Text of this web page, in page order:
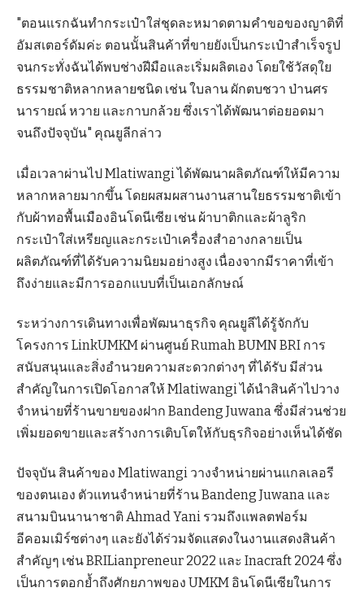
"ตอนแรกฉันทำกระเป๋าใส่ชุดละหมาดตามคำขอของญาติที่
อัมสเตอร์ดัมค่ะ ตอนนั้นสินค้าที่ขายยังเป็นกระเป๋าสำเร็จรูป
จนกระทั่งฉันได้พบช่างฝีมือและเริ่มผลิตเอง โดยใช้วัสดุใย
ธรรมชาติหลากหลายชนิด เช่น ใบลาน ผักตบชวา ป่านศร
นารายณ์ หวาย และกาบกล้วย ซึ่งเราได้พัฒนาต่อยอดมา
จนถึงปัจจุบัน" คุณยูลีกล่าว
เมื่อเวลาผ่านไป Mlatiwangi ได้พัฒนาผลิตภัณฑ์ให้มีความ
หลากหลายมากขึ้น โดยผสมผสานงานสานใยธรรมชาติเข้า
กับผ้าทอพื้นเมืองอินโดนีเซีย เช่น ผ้าบาติกและผ้าลูริก
กระเป๋าใส่เหรียญและกระเป๋าเครื่องสำอางกลายเป็น
ผลิตภัณฑ์ที่ได้รับความนิยมอย่างสูง เนื่องจากมีราคาที่เข้า
ถึงง่ายและมีการออกแบบที่เป็นเอกลักษณ์
ระหว่างการเดินทางเพื่อพัฒนาธุรกิจ คุณยูลีได้รู้จักกับ
โครงการ LinkUMKM ผ่านศูนย์ Rumah BUMN BRI การ
สนับสนุนและสิ่งอำนวยความสะดวกต่างๆ ที่ได้รับ มีส่วน
สำคัญในการเปิดโอกาสให้ Mlatiwangi ได้นำสินค้าไปวาง
จำหน่ายที่ร้านขายของฝาก Bandeng Juwana ซึ่งมีส่วนช่วย
เพิ่มยอดขายและสร้างการเติบโตให้กับธุรกิจอย่างเห็นได้ชัด
ปัจจุบัน สินค้าของ Mlatiwangi วางจำหน่ายผ่านแกลเลอรี
ของตนเอง ตัวแทนจำหน่ายที่ร้าน Bandeng Juwana และ
สนามบินนานาชาติ Ahmad Yani รวมถึงแพลตฟอร์ม
อีคอมเมิร์ซต่างๆ และยังได้ร่วมจัดแสดงในงานแสดงสินค้า
สำคัญๆ เช่น BRILianpreneur 2022 และ Inacraft 2024 ซึ่ง
เป็นการตอกย้ำถึงศักยภาพของ UMKM อินโดนีเซียในการ